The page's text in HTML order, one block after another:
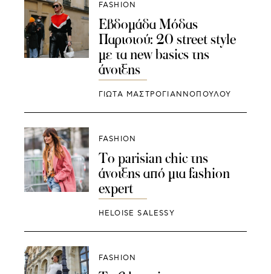
FASHION
Εβδομάδα Μόδας
Παρισιού: 20 street style
με τα new basics της
άνοιξης
ΓΙΩΤΑ ΜΑΣΤΡΟΓΙΑΝΝΟΠΟΥΛΟΥ
FASHION
Το parisian chic της
άνοιξης από μια fashion
expert
HELOISE SALESSY
FASHION